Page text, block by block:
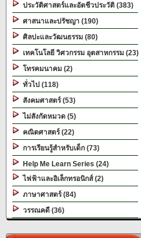
ประวัติศาสตร์และอัตชีวประวัติ (383)
ศาสนาและปรัชญา (190)
ศิลปะและวัฒนธรรม (80)
เทคโนโลยี วิศวกรรม อุตสาหกรรม (23)
โทรคมนาคม (2)
ทั่วไป (118)
สังคมศาสตร์ (53)
ไม่สังกัดหมวด (5)
คณิตศาสตร์ (22)
การเรียนรู้สำหรับเด็ก (73)
Help Me Learn Series (24)
ไฟฟ้าและอิเล็กทรอนิกส์ (2)
ภาษาศาสตร์ (84)
วรรณคดี (36)